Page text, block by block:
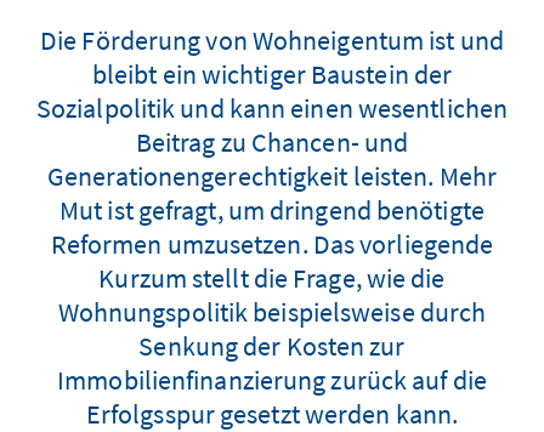
Die Förderung von Wohneigentum ist und
bleibt ein wichtiger Baustein der
Sozialpolitik und kann einen wesentlichen
Beitrag zu Chancen- und
Generationengerechtigkeit leisten. Mehr
Mut ist gefragt, um dringend benötigte
Reformen umzusetzen. Das vorliegende
Kurzum stellt die Frage, wie die
Wohnungspolitik beispielsweise durch
Senkung der Kosten zur
Immobilienfinanzierung zurück auf die
Erfolgsspur gesetzt werden kann.